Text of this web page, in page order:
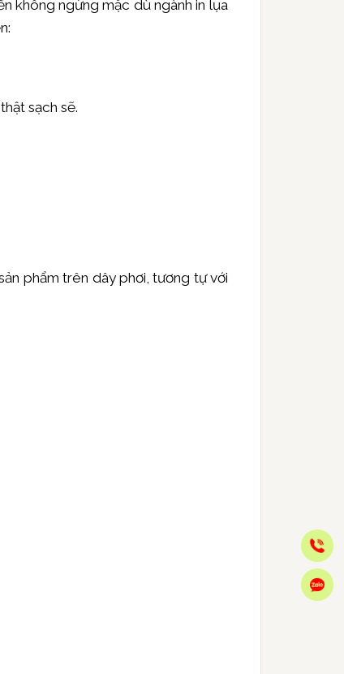
không ngừng mặc dù ngành in lụa
sạch sẽ.
phẩm trên dây phơi, tương tự với